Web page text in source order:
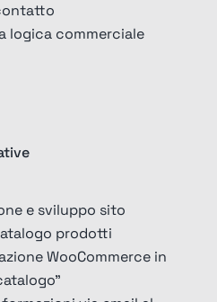
logica commerciale
e sviluppo sito
prodotti
WooCommerce in